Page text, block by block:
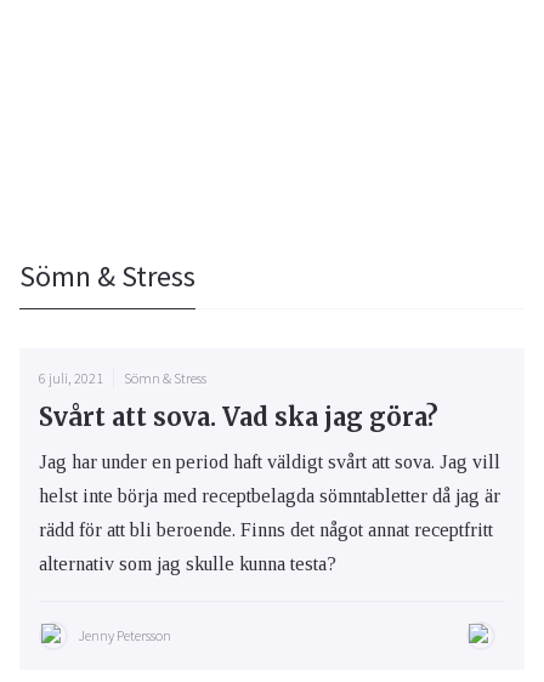
Sömn & Stress
6 juli, 2021 Sömn & Stress
Svårt att sova. Vad ska jag göra?
Jag har under en period haft väldigt svårt att sova. Jag vill
helst inte börja med receptbelagda sömntabletter då jag är
rädd för att bli beroende. Finns det något annat receptfritt
alternativ som jag skulle kunna testa?
Jenny Petersson